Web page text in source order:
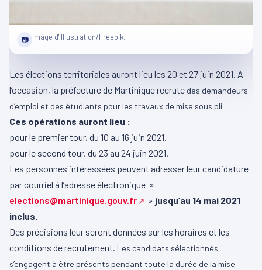
📷 Image d'illlustration/Freepik.
Les élections territoriales auront lieu les 20 et 27 juin 2021. À
l’occasion, la préfecture de Martinique recrute des demandeurs
d’emploi et des étudiants pour les travaux de mise sous pli.
Ces opérations auront lieu :
pour le premier tour, du 10 au 16 juin 2021.
pour le second tour, du 23 au 24 juin 2021.
Les personnes intéressées peuvent adresser leur candidature
par courriel à l’adresse électronique »
elections@martinique.gouv.fr
» jusqu’au 14 mai 2021
inclus.
Des précisions leur seront données sur les horaires et les
conditions de recrutement. Les candidats sélectionnés
s’engagent à être présents pendant toute la durée de la mise